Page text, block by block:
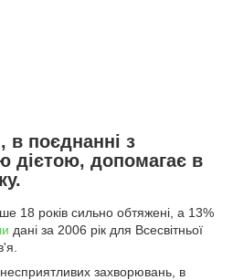
в поєднанні з
дієтою, допомагає в
18 років сильно обтяжені, а 13%
дані за 2006 рік для Всесвітньої
захворювань, в